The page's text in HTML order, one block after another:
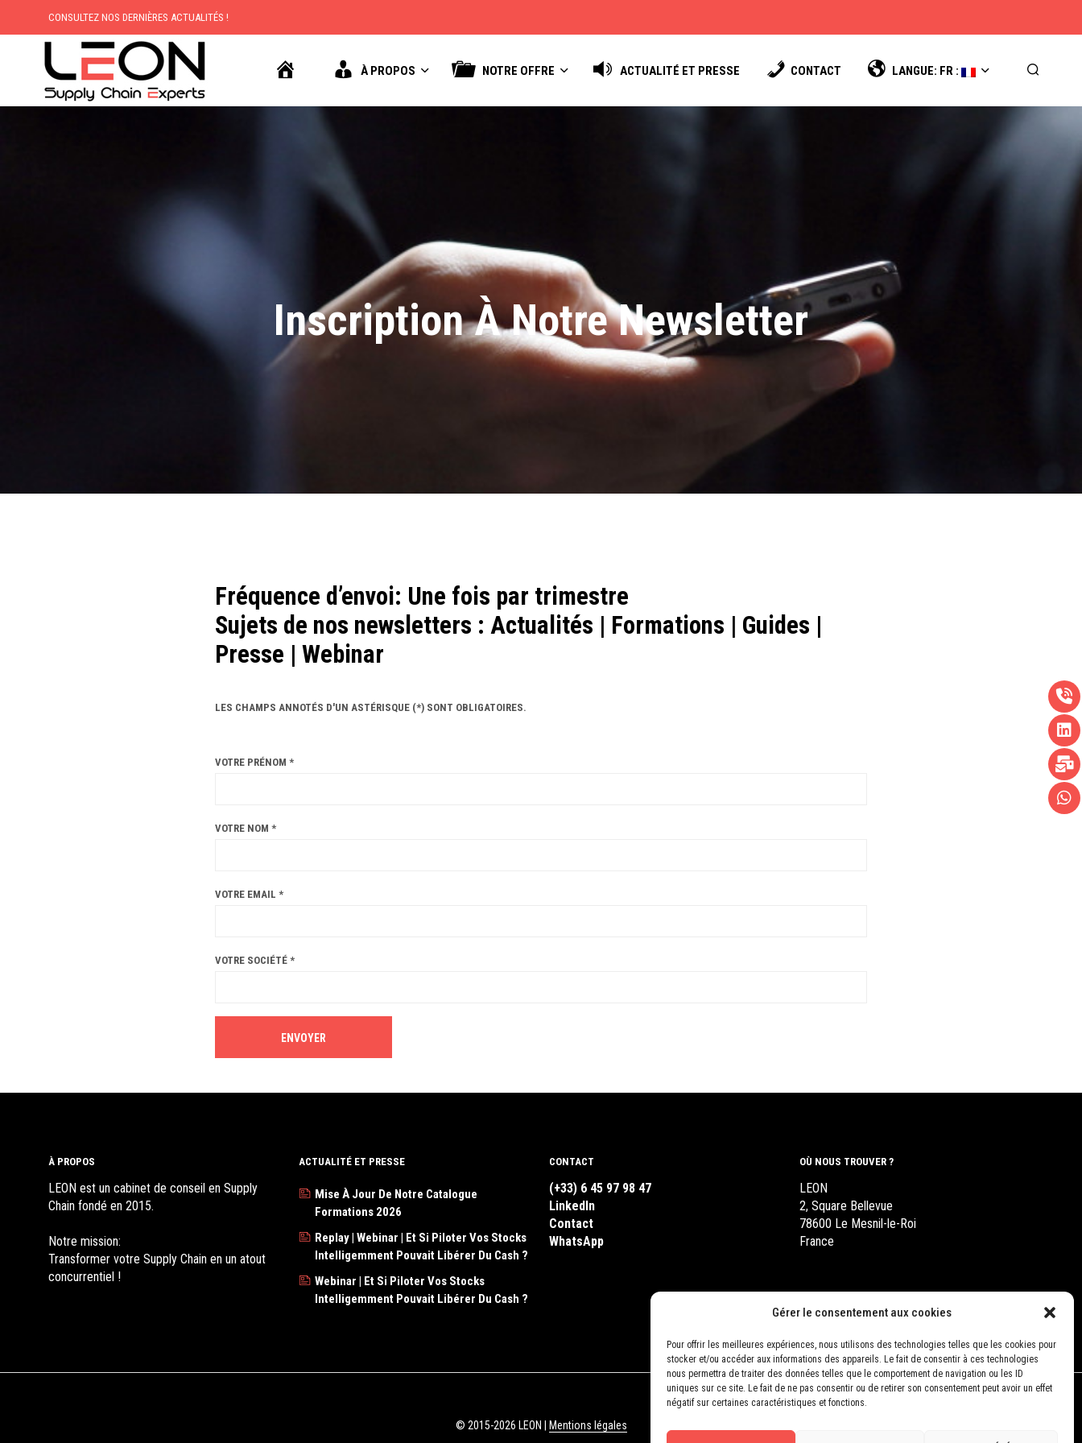
Gérer le consentement aux cookies
Pour offrir les meilleures expériences, nous utilisons des technologies telles que les cookies pour
stocker et/ou accéder aux informations des appareils. Le fait de consentir à ces technologies
nous permettra de traiter des données telles que le comportement de navigation ou les ID
uniques sur ce site. Le fait de ne pas consentir ou de retirer son consentement peut avoir un effet
négatif sur certaines caractéristiques et fonctions.
CONSULTEZ NOS DERNIÈRES ACTUALITÉS !
À PROPOS NOTRE OFFRE ACTUALITÉ ET PRESSE CONTACT LANGUE: FR :
Inscription À Notre Newsletter
Fréquence d’envoi: Une fois par trimestre
Sujets de nos newsletters : Actualités | Formations | Guides |
Presse | Webinar
LES CHAMPS ANNOTÉS D'UN ASTÉRISQUE (*) SONT OBLIGATOIRES.
VOTRE PRÉNOM *
VOTRE NOM *
VOTRE EMAIL *
VOTRE SOCIÉTÉ *
À PROPOS
LEON est un cabinet de conseil en Supply
Chain fondé en 2015.
Notre mission:
Transformer votre Supply Chain en un atout
concurrentiel !
ACTUALITÉ ET PRESSE
Mise À Jour De Notre Catalogue
Formations 2026
Replay | Webinar | Et Si Piloter Vos Stocks
Intelligemment Pouvait Libérer Du Cash ?
Webinar | Et Si Piloter Vos Stocks
Intelligemment Pouvait Libérer Du Cash ?
CONTACT
(+33) 6 45 97 98 47
LinkedIn
Contact
WhatsApp
OÙ NOUS TROUVER ?
LEON
2, Square Bellevue
78600 Le Mesnil-le-Roi
France
© 2015-2026 LEON | Mentions légales